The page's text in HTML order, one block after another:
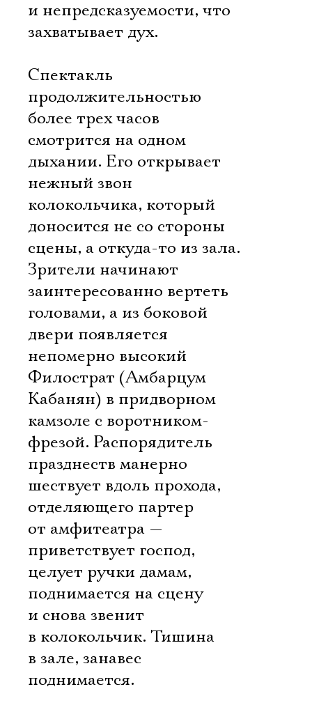
и непредсказуемости, что
захватывает дух.
Спектакль
продолжительностью
более трех часов
смотрится на одном
дыхании. Его открывает
нежный звон
колокольчика, который
доносится не со стороны
сцены, а откуда-то из зала.
Зрители начинают
заинтересованно вертеть
головами, а из боковой
двери появляется
непомерно высокий
Филострат (Амбарцум
Кабанян) в придворном
камзоле с воротником-
фрезой. Распорядитель
празднеств манерно
шествует вдоль прохода,
отделяющего партер
от амфитеатра —
приветствует господ,
целует ручки дамам,
поднимается на сцену
и снова звенит
в колокольчик. Тишина
в зале, занавес
поднимается.